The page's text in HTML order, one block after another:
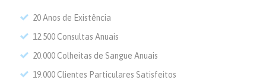
20 Anos de Existência
12.500 Consultas Anuais
20.000 Colheitas de Sangue Anuais
19.000 Clientes Particulares Satisfeitos